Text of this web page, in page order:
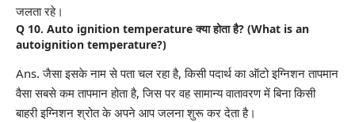
जलता रहे।
Q 10. Auto ignition temperature क्या होता है? (What is an
autoignition temperature?)
Ans. जैसा इसके नाम से पता चल रहा है, किसी पदार्थ का ऑटो इग्निशन तापमान
वैसा सबसे कम तापमान होता है, जिस पर वह सामान्य वातावरण में बिना किसी
बाहरी इग्निशन श्रोत के अपने आप जलना शुरू कर देता है।